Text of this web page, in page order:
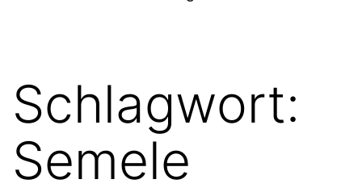
Schlagwort:
Semele